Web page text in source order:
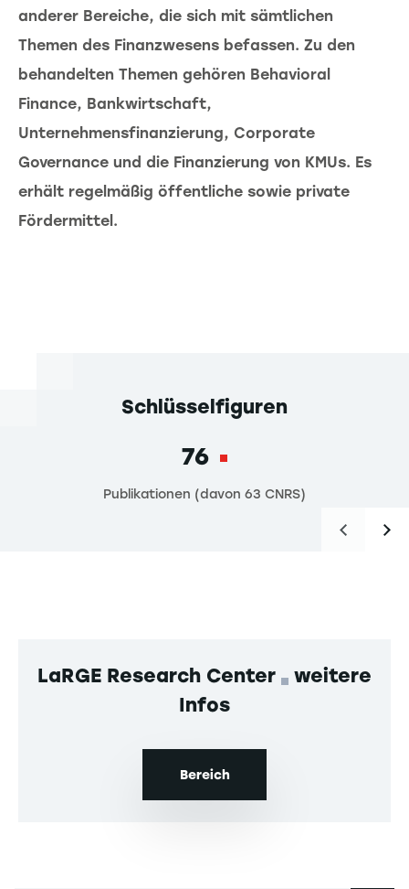
anderer Bereiche, die sich mit sämtlichen
Themen des Finanzwesens befassen. Zu den
behandelten Themen gehören Behavioral
Finance, Bankwirtschaft,
Unternehmensfinanzierung, Corporate
Governance und die Finanzierung von KMUs. Es
erhält regelmäßig öffentliche sowie private
Fördermittel.
Schlüsselfiguren
76
Publikationen (davon 63 CNRS)
LaRGE Research Center
weitere
Infos
Bereich